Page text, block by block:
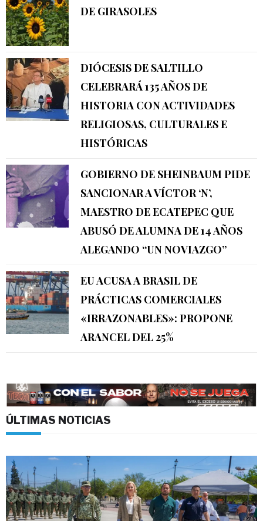
DE GIRASOLES
DIÓCESIS DE SALTILLO
CELEBRARÁ 135 AÑOS DE
HISTORIA CON ACTIVIDADES
RELIGIOSAS, CULTURALES E
HISTÓRICAS
GOBIERNO DE SHEINBAUM PIDE
SANCIONAR A VÍCTOR ‘N’,
MAESTRO DE ECATEPEC QUE
ABUSÓ DE ALUMNA DE 14 AÑOS
ALEGANDO “UN NOVIAZGO”
EU ACUSA A BRASIL DE
PRÁCTICAS COMERCIALES
«IRRAZONABLES»: PROPONE
ARANCEL DEL 25%
ÚLTIMAS NOTICIAS